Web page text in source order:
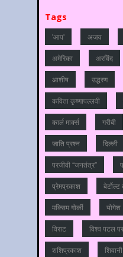
Tags
'आप' अजय
अमेरिका अरविंद
आशीष उद्धरण
कविता कृष्णापल्लवी
कार्ल मार्क्स गरीबी
जाति प्रश्‍न दिल्‍ली
परजीवी “जनतंत्र”
प्रेमप्रकाश बेर्टोल्ट
मक्सिम गोर्की योगेश
विराट विश्‍व पटल पर
शशिप्रकाश शिवानी